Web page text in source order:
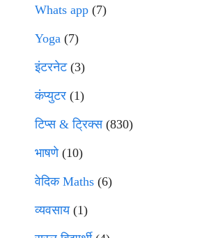
Whats app (7)
Yoga (7)
इंटरनेट(3)
कंप्युटर (1)
टिप्स & ट्रिक्स(830)
भाषणे(10)
वेदिक Maths (6)
व्यवसाय(1)